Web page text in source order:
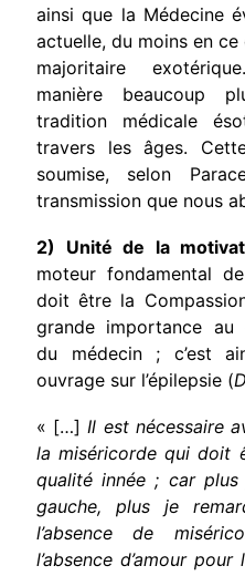
ainsi que la Médecine
actuelle, du moins en
majoritaire
manière beaucoup
tradition médicale
travers les âges.
soumise, selon
transmission que nous
2) Unité de la
moteur fondamental
doit être la
grande importance au
du médecin ; c’est
ouvrage sur l’épilepsie (
« […] Il est nécessaire
la miséricorde qui doit
qualité innée ; car
gauche, plus je
l’absence de
l’absence d’amour